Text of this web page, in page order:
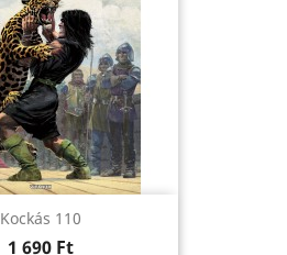
Kockás 110
Ár
1 690 Ft